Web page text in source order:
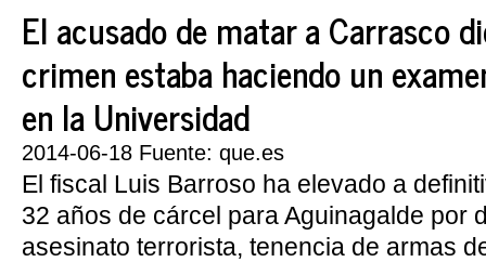
El acusado de matar a Carrasco
crimen estaba haciendo un
en la Universidad
2014-06-18 Fuente: que.es
El fiscal Luis Barroso ha elevado a
32 años de cárcel para Aguinagalde por
asesinato terrorista, tenencia de armas